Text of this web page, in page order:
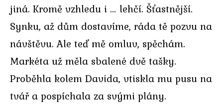
jiná. Kromě vzhledu i … lehčí. Šťastnější.
Synku, až dům dostavíme, ráda tě pozvu na
návštěvu. Ale teď mě omluv, spěchám.
Markéta už měla sbalené dvě tašky.
Proběhla kolem Davida, vtiskla mu pusu na
tvář a pospíchala za svými plány.